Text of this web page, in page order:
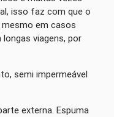
isso faz com que o
em casos
viagens, por
semi impermeável
externa. Espuma